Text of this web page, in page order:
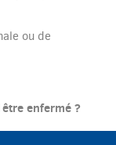
ou de
enfermé ?